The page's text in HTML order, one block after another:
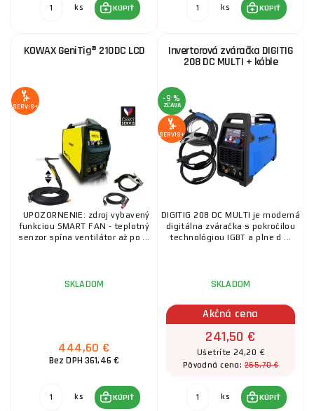
ks KÚPIŤ ks KÚPIŤ
KOWAX GeniTig® 210DC LCD
SERVIS+
UPOZORNENIE: zdroj vybavený
funkciou SMART FAN - teplotný
senzor spína ventilátor až po ...
SKLADOM
444,60 €
Bez DPH 361,46 €
ks KÚPIŤ
Invertorová zváračka DIGITIG
208 DC MULTI + káble
-9 %
ZĽAVA
SERVIS+
DIGITIG 208 DC MULTI je moderná
digitálna zváračka s pokročilou
technológiou IGBT a plne d ...
SKLADOM
Akčná cena
241,50 €
Ušetríte 24,20 €
Pôvodná cena:265,70 €
ks KÚPIŤ